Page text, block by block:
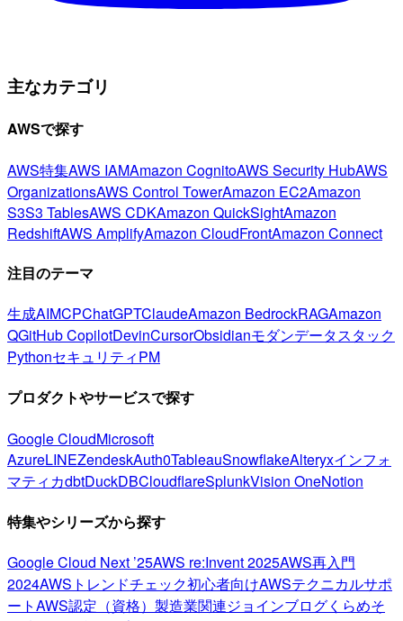
主なカテゴリ
AWSで探す
AWS特集AWS IAMAmazon CognitoAWS Security HubAWS
OrganizationsAWS Control TowerAmazon EC2Amazon
S3S3 TablesAWS CDKAmazon QuickSightAmazon
RedshiftAWS AmplifyAmazon CloudFrontAmazon Connect
注目のテーマ
生成AIMCPChatGPTClaudeAmazon BedrockRAGAmazon
QGitHub CopilotDevinCursorObsidianモダンデータスタック
PythonセキュリティPM
プロダクトやサービスで探す
Google CloudMicrosoft
AzureLINEZendeskAuth0TableauSnowflakeAlteryxインフォ
マティカdbtDuckDBCloudflareSplunkVision OneNotion
特集やシリーズから探す
Google Cloud Next ’25AWS re:Invent 2025AWS再入門
2024AWSトレンドチェック初心者向けAWSテクニカルサポ
ートAWS認定（資格） 製造業関連ジョインブログくらめそ